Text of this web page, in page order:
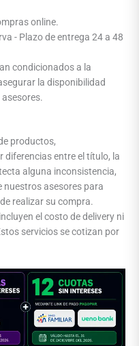
online.
- Plazo de entrega 24 a 48
condicionados a la
la disponibilidad
productos,
diferencias entre el título, la
alguna inconsistencia,
asesores para
realizar su compra.
el costo de delivery ni
servicios se cotizan por